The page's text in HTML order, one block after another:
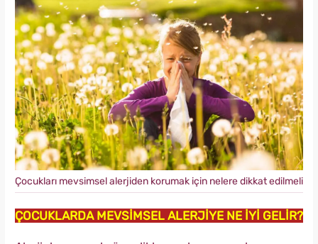
Çocukları mevsimsel alerjiden korumak için nelere dikkat edilmeli
ÇOCUKLARDA MEVSİMSEL ALERJİYE NE İYİ GELİR?